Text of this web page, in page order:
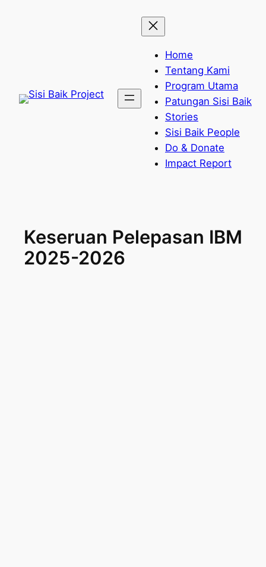
Home
Tentang Kami
Program Utama
Patungan Sisi Baik
Stories
Sisi Baik People
Do & Donate
Impact Report
Keseruan Pelepasan IBM
2025-2026